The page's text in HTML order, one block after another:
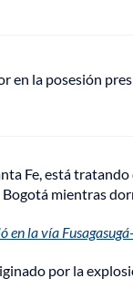
en la posesión
Fe, está
mientras
en la vía
por la